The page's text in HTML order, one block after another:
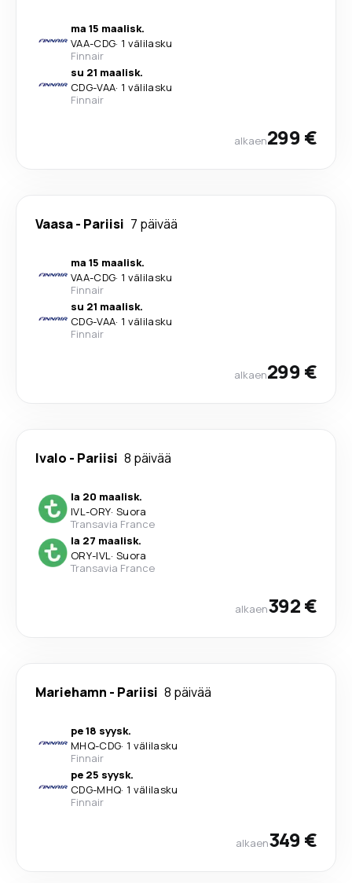
ma 15 maalisk.
VAA-CDG· 1 välilasku
Finnair
su 21 maalisk.
CDG-VAA· 1 välilasku
Finnair
alkaen299 €
Vaasa- Pariisi 7 päivää
ma 15 maalisk.
VAA-CDG· 1 välilasku
Finnair
su 21 maalisk.
CDG-VAA· 1 välilasku
Finnair
alkaen299 €
Ivalo - Pariisi 8 päivää
la 20 maalisk.
IVL-ORY· Suora
Transavia France
la 27 maalisk.
ORY-IVL· Suora
Transavia France
alkaen392 €
Mariehamn - Pariisi 8 päivää
pe 18 syysk.
MHQ-CDG· 1 välilasku
Finnair
pe 25 syysk.
CDG-MHQ· 1 välilasku
Finnair
alkaen349 €